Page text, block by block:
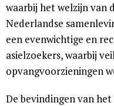
waarbij het welzijn van
Nederlandse
een evenwichtige en
asielzoekers, waarbij
opvangvoorzieningen
De bevindingen van